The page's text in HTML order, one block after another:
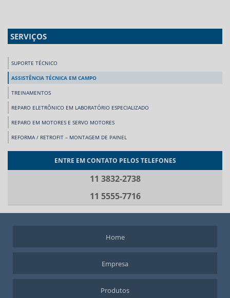
SERVIÇOS
SUPORTE TÉCNICO
ASSISTÊNCIA TÉCNICA EM CAMPO
TREINAMENTOS
REPARO ELETRÔNICO EM LABORATÓRIO ESPECIALIZADO
REPARO EM MOTORES E SERVO MOTORES
REFORMA / RETROFIT – MONTAGEM DE PAINEL
ENTRE EM CONTATO PELOS TELEFONES
11 3832-2738
11 5555-7716
Home
Empresa
Produtos